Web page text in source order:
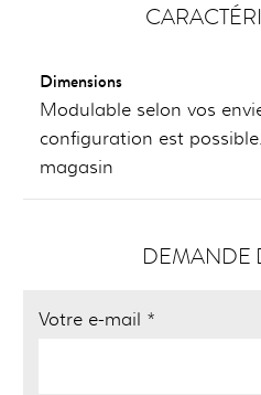
Dimensions
Modulable selon vos
configuration est
magasin
DEMANDE
Votre e-mail *